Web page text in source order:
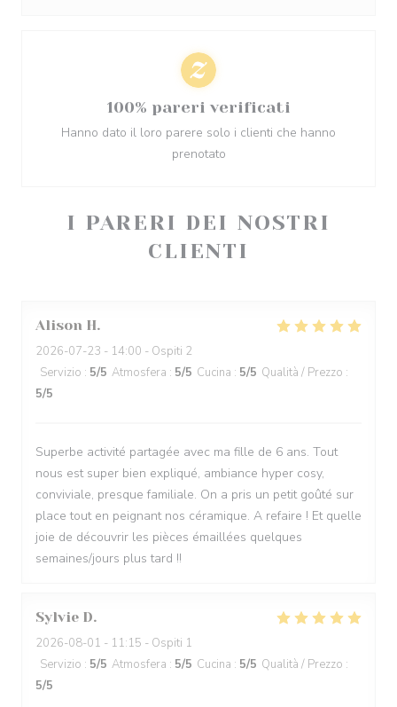
I PARERI DEI NOSTRI
CLIENTI
Alison H
2026-07-23 - 14:00 - Ospiti 2
Servizio : 5/5 Atmosfera : 5/5 Cucina : 5/5 Qualità / Prezzo :
5/5
Superbe activité partagée avec ma fille de 6 ans. Tout
nous est super bien expliqué, ambiance hyper cosy,
conviviale, presque familiale. On a pris un petit goûté sur
place tout en peignant nos céramique. A refaire ! Et quelle
joie de découvrir les pièces émaillées quelques
semaines/jours plus tard !!
Sylvie D
2026-08-01 - 11:15 - Ospiti 1
Servizio : 5/5 Atmosfera : 5/5 Cucina : 5/5 Qualità / Prezzo :
5/5
100% pareri verificati
Hanno dato il loro parere solo i clienti che hanno
prenotato